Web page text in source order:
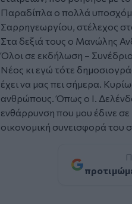
Παραδίπλα ο πολλά
Σαρρηγεωργίου, στέλεχος
Στα δεξιά τους ο Μανώλης
Όλοι σε εκδήλωση –
Νέος κι εγώ τότε
έχει να μας πει σήμερα.
ανθρώπους. Όπως ο Ι.
ενθάρρυνση που μου έδινε
οικονομική συνεισφορά του